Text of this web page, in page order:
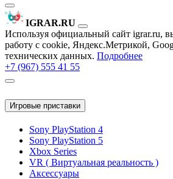
IGRAR.RU
Используя официальный сайт igrar.ru,
работу с cookie, Яндекс.Метрикой,
технических данных. Подробнее
+7 (967) 555 41 55
Игровые приставки
Sony PlayStation 4
Sony PlayStation 5
Xbox Series
VR ( Виртуальная реальность )
Аксессуары